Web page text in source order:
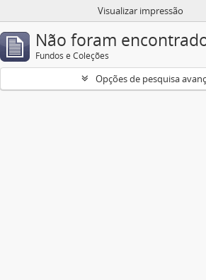
Visualizar impressão
Não foram
Fundos e Coleções
Opções de pesquisa